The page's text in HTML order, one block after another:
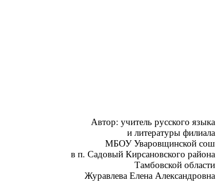
Автор: учитель русского языка
и литературы филиала
МБОУ Уваровщинской сош
в п. Садовый Кирсановского района
Тамбовской области
Журавлева Елена Александровна